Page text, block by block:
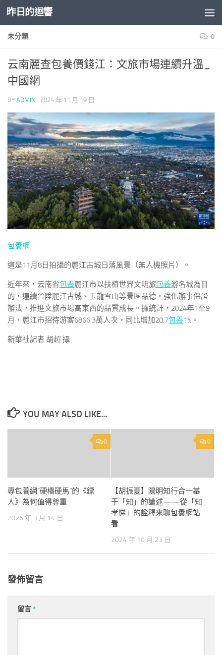
Skip to content
昨日的迴響
未分類 0
云南麗查包養價錢江：文旅市場連續升溫_
中國網
BY ADMIN · 2024 年 11 月 19 日
包養網
這是11月8日拍攝的麗江古城日落風景（無人機照片）。
近年來，云南省包養麗江市以扶植世界文明旅包養游名城為目
的，連續晉陞麗江古城、玉龍雪山等景區品德，強化辦事保證
辦法，推進文旅市場高東西的品質成長。據統計，2024年1至9
月，麗江市招待游客6866.3萬人次，同比增加20.7包養1%。
新華社記者 胡超 攝
YOU MAY ALSO LIKE...
0
專包養網“硬橋硬馬”的《鏢
人》為何值得尊重
2026 年 3 月 14 日
0
【胡振夏】陽明知行合一基
于「知」的論述——從「知
孝悌」的詮釋來聊包養網站
看
2024 年 10 月 23 日
發佈留言
留言*